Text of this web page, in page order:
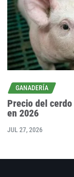
GANADERÍA
Precio del
en 2026
JUL 27, 2026